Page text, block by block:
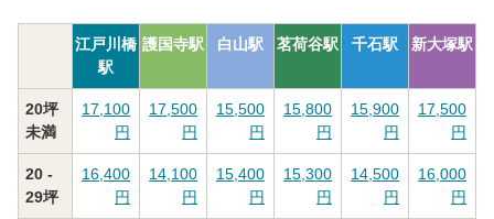
江戸川橋
駅
護国寺駅 白山駅 茗荷谷駅 千石駅 新大塚駅
20坪
未満
17,100
円
17,500
円
15,500
円
15,800
円
15,900
円
17,500
円
20 -
29坪
16,400
円
14,100
円
15,400
円
15,300
円
14,500
円
16,000
円